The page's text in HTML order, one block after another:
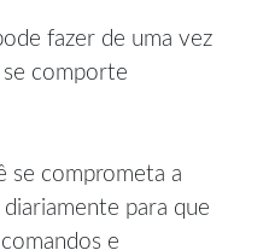
fazer de uma vez
se comporte
se comprometa a
para que
e